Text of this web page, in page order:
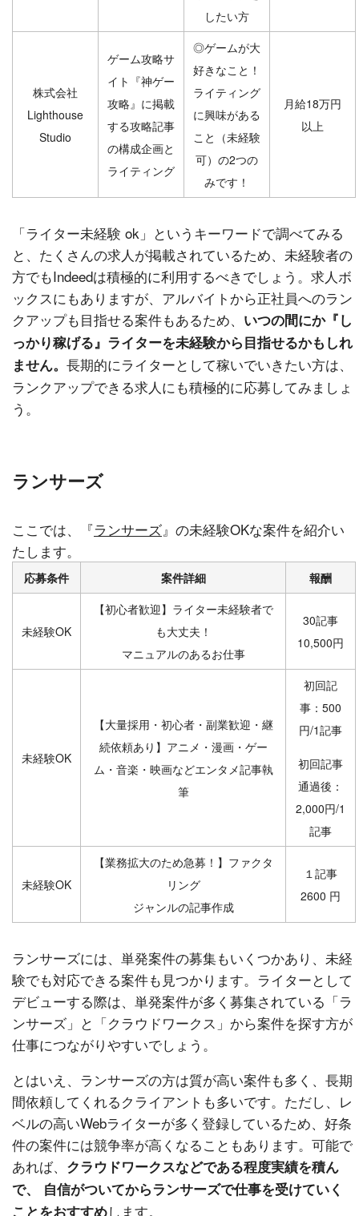
したい方
株式会社
Lighthouse
Studio
ゲーム攻略サ
イト『神ゲー
攻略』に掲載
する攻略記事
の構成企画と
ライティング
◎ゲームが大
好きなこと！
ライティング
に興味がある
こと（未経験
可）の2つの
みです！
月給18万円
以上
「ライター未経験 ok」というキーワードで調べてみる
と、たくさんの求人が掲載されているため、未経験者の
方でもIndeedは積極的に利用するべきでしょう。求人ボ
ックスにもありますが、アルバイトから正社員へのラン
クアップも目指せる案件もあるため、 いつの間にか『し
っかり稼げる』ライターを未経験から目指せるかもしれ
ません。 長期的にライターとして稼いでいきたい方は、
ランクアップできる求人にも積極的に応募してみましょ
う。
ランサーズ
ここでは、『ランサーズ』の未経験OKな案件を紹介い
たします。
応募条件 案件詳細 報酬
未経験OK
【初心者歓迎】ライター未経験者で
も大丈夫！
マニュアルのあるお仕事
30記事
10,500円
未経験OK
【大量採用・初心者・副業歓迎・継
続依頼あり】アニメ・漫画・ゲー
ム・音楽・映画などエンタメ記事執
筆
初回記
事：500
円/1記事
初回記事
通過後：
2,000円/1
記事
未経験OK
【業務拡大のため急募！】ファクタ
リング
ジャンルの記事作成
１記事
2600 円
ランサーズには、単発案件の募集もいくつかあり、未経
験でも対応できる案件も見つかります。ライターとして
デビューする際は、単発案件が多く募集されている「ラ
ンサーズ」と「クラウドワークス」から案件を探す方が
仕事につながりやすいでしょう。
とはいえ、ランサーズの方は質が高い案件も多く、長期
間依頼してくれるクライアントも多いです。ただし、レ
ベルの高いWebライターが多く登録しているため、好条
件の案件には競争率が高くなることもあります。可能で
あれば、 クラウドワークスなどである程度実績を積ん
で、 自信がついてからランサーズで仕事を受けていく
ことをおすすめします。